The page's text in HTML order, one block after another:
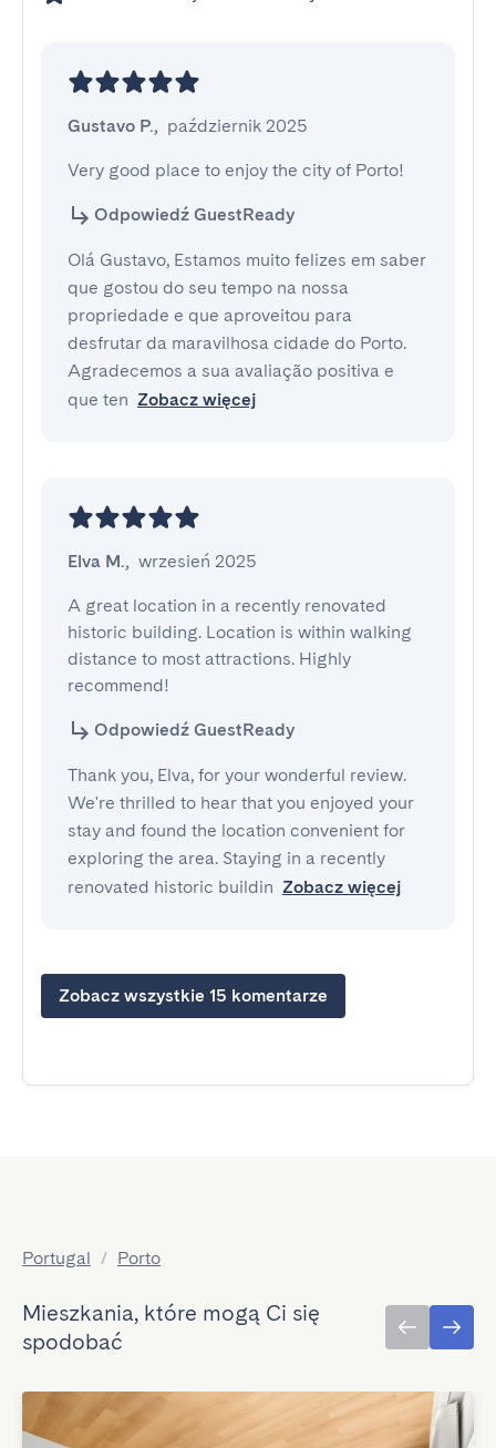
Gustavo P., październik 2025
Very good place to enjoy the city of Porto!
Odpowiedź GuestReady
Olá Gustavo, Estamos muito felizes em saber
que gostou do seu tempo na nossa
propriedade e que aproveitou para
desfrutar da maravilhosa cidade do Porto.
Agradecemos a sua avaliação positiva e
que ten Zobacz więcej
Elva M., wrzesień 2025
A great location in a recently renovated
historic building. Location is within walking
distance to most attractions. Highly
recommend!
Odpowiedź GuestReady
Thank you, Elva, for your wonderful review.
We're thrilled to hear that you enjoyed your
stay and found the location convenient for
exploring the area. Staying in a recently
renovated historic buildin Zobacz więcej
Zobacz wszystkie 15 komentarze
Portugal / Porto
Mieszkania, które mogą Ci się
spodobać